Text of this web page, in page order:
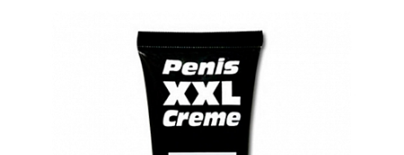
Клиторальные вибраторы, вибропули